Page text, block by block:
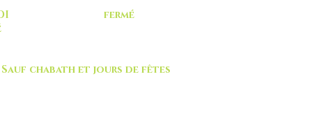
fermé
chabath et jours de fêtes